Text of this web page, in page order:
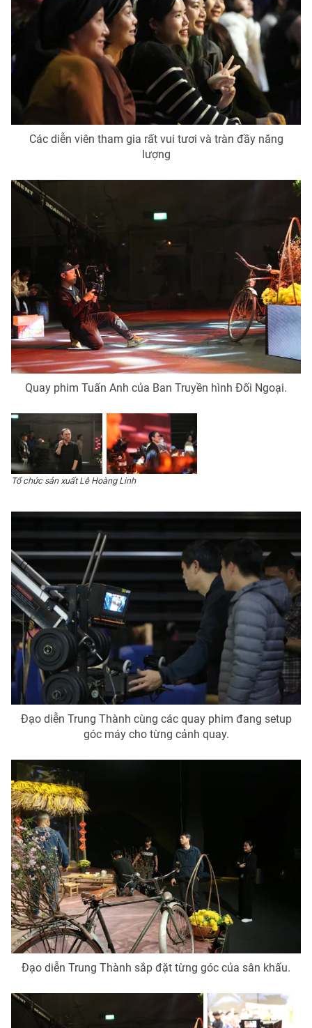
cấp ngày 29/12/2023
Tổng Biên tập: Vũ Thanh Thủy
Phó Tổng Biên tập:Nguyễn Thị Mỹ Hạnh, Phạm Quốc Thắng,
Nguyễn Trọng Ninh
Tổng đài VTV:024.38 355 931 - 024.38 355 932
Ðiện thoại Thời báo VTV:024.66 897 897
toasoan@vtv.vn
Liên hệ quảng cáo:024-7300.7108
® Cấm sao chép dưới mọi hình thức nếu không có sự chấp
thuận bằng văn bản. Ghi rõ nguồn VTV.vn khi phát hành lại
thông tin từ website này.
Các diễn viên tham gia rất vui tươi và tràn đầy năng
lượng
Quay phim Tuấn Anh của Ban Truyền hình Đối Ngoại.
Tổ chức sản xuất Lê Hoàng Linh
Đạo diễn Trung Thành cùng các quay phim đang setup
góc máy cho từng cảnh quay.
Đạo diễn Trung Thành sắp đặt từng góc của sân khấu.